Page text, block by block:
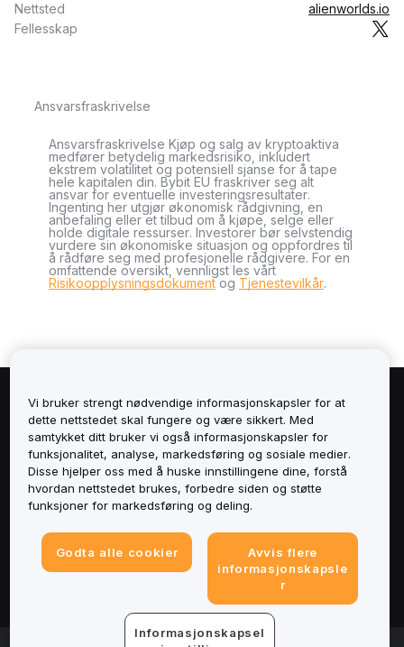
Nettsted
alienworlds.io
Fellesskap
Ansvarsfraskrivelse
Ansvarsfraskrivelse Kjøp og salg av kryptoaktiva
medfører betydelig markedsrisiko, inkludert
ekstrem volatilitet og potensiell sjanse for å tape
hele kapitalen din. Bybit EU fraskriver seg alt
ansvar for eventuelle investeringsresultater.
Ingenting her utgjør økonomisk rådgivning, en
anbefaling eller et tilbud om å kjøpe, selge eller
holde digitale ressurser. Investorer bør selvstendig
vurdere sin økonomiske situasjon og oppfordres til
å rådføre seg med profesjonelle rådgivere. For en
omfattende oversikt, vennligst les vårt
Risikoopplysningsdokumentog Tjenestevilkår.
Om
Tjenester
Støtte
Produkter
Vi bruker strengt nødvendige informasjonskapsler for at
dette nettstedet skal fungere og være sikkert. Med
samtykket ditt bruker vi også informasjonskapsler for
funksjonalitet, analyse, markedsføring og sosiale medier.
Disse hjelper oss med å huske innstillingene dine, forstå
hvordan nettstedet brukes, forbedre siden og støtte
funksjoner for markedsføring og deling.
Godta alle cookier
Avvis flere
informasjonskapsle
r
Informasjonskapsel